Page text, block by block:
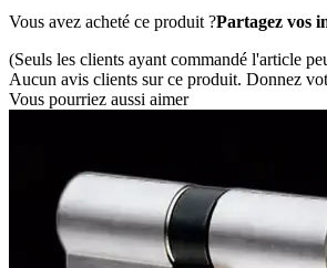
Vous avez acheté ce produit ?Partagez vos
(Seuls les clients ayant commandé l'article
Aucun avis clients sur ce produit. Donnez
Vous pourriez aussi aimer